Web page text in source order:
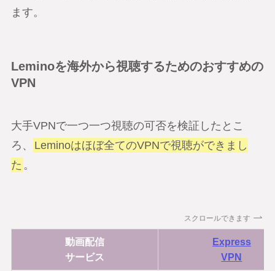
ます。
Leminoを海外から視聴するためのおすすめの
VPN
大手VPNで一つ一つ視聴の可否を検証したとこ
ろ、
Leminoはほぼ全てのVPNで視聴ができまし
た 。
スクロールできます
動画配信
サービス
Express
VPN